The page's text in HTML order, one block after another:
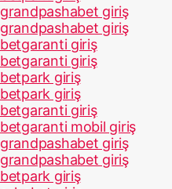
grandpashabet giriş
grandpashabet giriş
betgaranti giriş
betgaranti giriş
betpark giriş
betpark giriş
betgaranti giriş
betgaranti mobil giriş
grandpashabet giriş
grandpashabet giriş
betpark giriş